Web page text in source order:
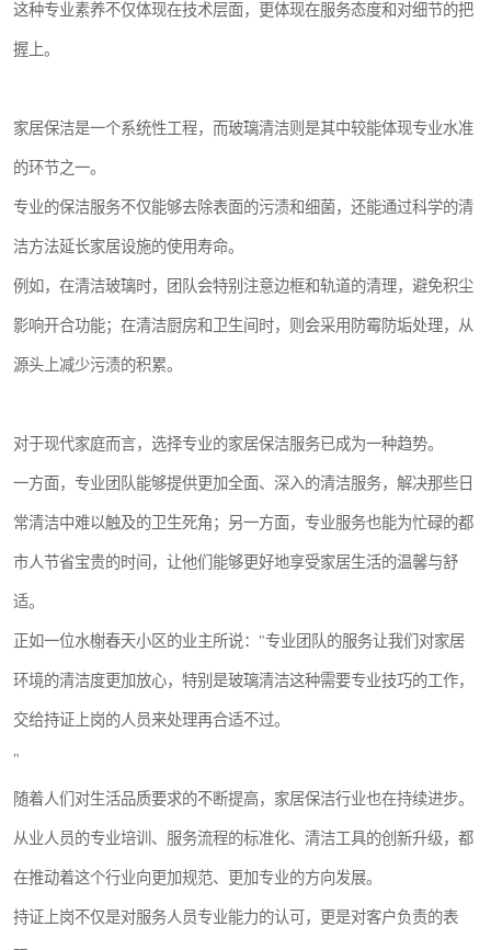
这种专业素养不仅体现在技术层面，更体现在服务态度和对细节的把
握上。
家居保洁是一个系统性工程，而玻璃清洁则是其中较能体现专业水准
的环节之一。
专业的保洁服务不仅能够去除表面的污渍和细菌，还能通过科学的清
洁方法延长家居设施的使用寿命。
例如，在清洁玻璃时，团队会特别注意边框和轨道的清理，避免积尘
影响开合功能；在清洁厨房和卫生间时，则会采用防霉防垢处理，从
源头上减少污渍的积累。
对于现代家庭而言，选择专业的家居保洁服务已成为一种趋势。
一方面，专业团队能够提供更加全面、深入的清洁服务，解决那些日
常清洁中难以触及的卫生死角；另一方面，专业服务也能为忙碌的都
市人节省宝贵的时间，让他们能够更好地享受家居生活的温馨与舒
适。
正如一位水榭春天小区的业主所说："专业团队的服务让我们对家居
环境的清洁度更加放心，特别是玻璃清洁这种需要专业技巧的工作，
交给持证上岗的人员来处理再合适不过。
"
随着人们对生活品质要求的不断提高，家居保洁行业也在持续进步。
从业人员的专业培训、服务流程的标准化、清洁工具的创新升级，都
在推动着这个行业向更加规范、更加专业的方向发展。
持证上岗不仅是对服务人员专业能力的认可，更是对客户负责的表